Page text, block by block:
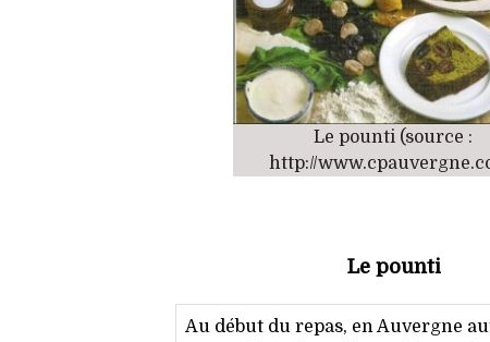
Le pounti (source :
http://
Le pounti
Au début du repas, en Auvergne